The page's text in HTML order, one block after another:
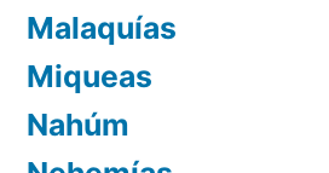
Malaquías
Miqueas
Nahúm